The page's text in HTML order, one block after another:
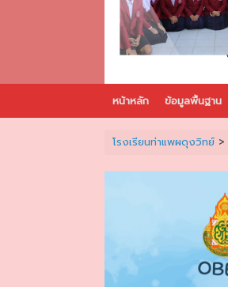
หน้าหลัก ข้อมูลพื้นฐาน
โรงเรียนท่าแพผดุงวิทย์>